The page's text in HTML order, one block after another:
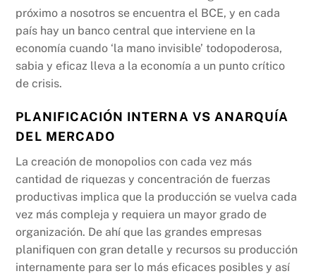
próximo a nosotros se encuentra el BCE, y en cada
país hay un banco central que interviene en la
economía cuando ‘la mano invisible’ todopoderosa,
sabia y eficaz lleva a la economía a un punto crítico
de crisis.
PLANIFICACIÓN INTERNA VS ANARQUÍA
DEL MERCADO
La creación de monopolios con cada vez más
cantidad de riquezas y concentración de fuerzas
productivas implica que la producción se vuelva cada
vez más compleja y requiera un mayor grado de
organización. De ahí que las grandes empresas
planifiquen con gran detalle y recursos su producción
internamente para ser lo más eficaces posibles y así